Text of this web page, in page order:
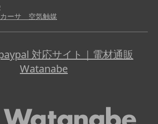
ーサ 空気触媒
対応サイト｜電材通販
Watanabe